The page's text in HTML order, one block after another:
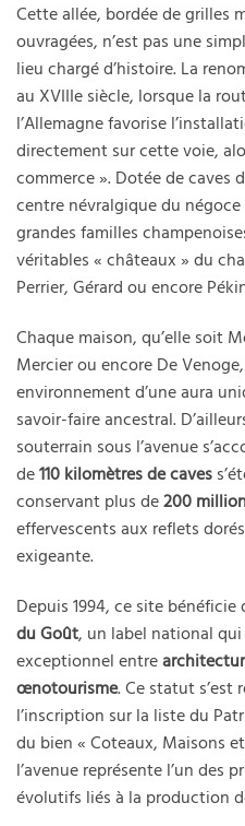
Cette allée, bordée de grilles
ouvragées, n’est pas une
lieu chargé d’histoire. La
au XVIIIe siècle, lorsque la
l’Allemagne favorise
directement sur cette voie,
commerce ». Dotée de caves
centre névralgique du
grandes familles
véritables « châteaux » du
Perrier, Gérard ou encore
Chaque maison, qu’elle soit
Mercier ou encore De
environnement d’une aura
savoir-faire ancestral.
souterrain sous l’avenue
de110 kilomètres de caves
conservant plus de200
effervescents aux reflets
exigeante.
Depuis 1994, ce site
du Goût, un label national
exceptionnel entre
œnotourisme. Ce statut s’est
l’inscription sur la liste du
du bien « Coteaux, Maisons
l’avenue représente l’un des
évolutifs liés à la production